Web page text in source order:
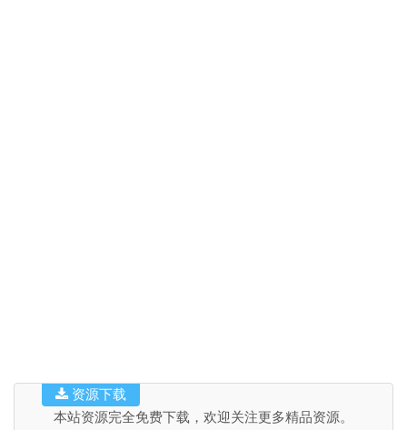
本站资源完全免费下载，欢迎关注更多精品资源。
资源下载